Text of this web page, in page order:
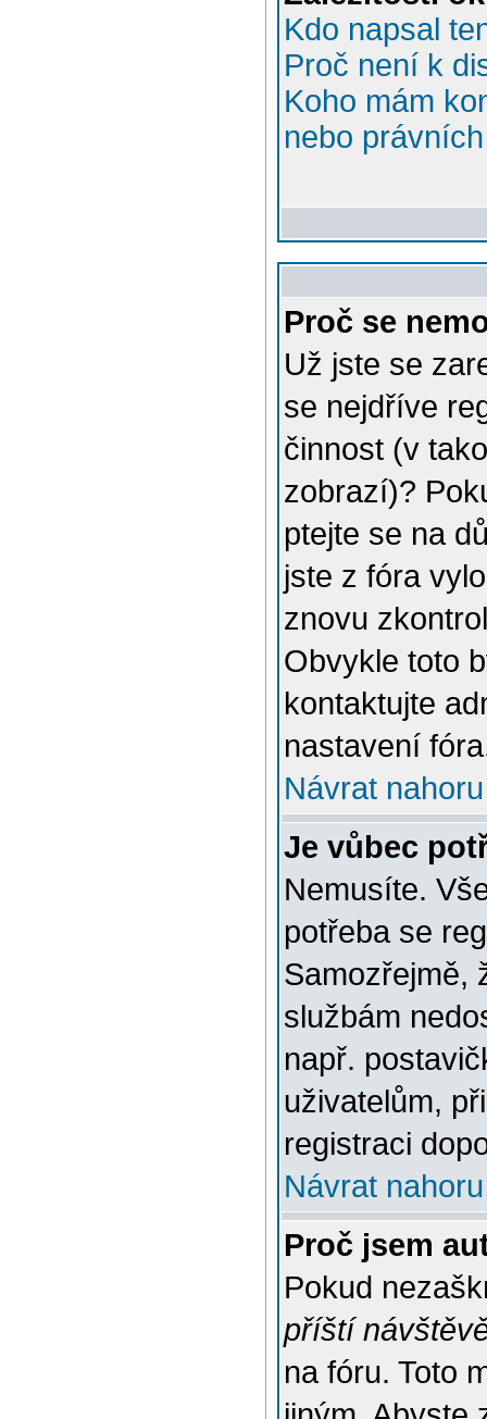
Kdo napsal
Proč není k
Koho mám
nebo
Proč se
Už jste se
se nejdříve
činnost (v
zobrazí)?
ptejte se na
jste z fóra
znovu
Obvykle toto
kontaktujte
nastavení
Návrat nahoru
Je vůbec
Nemusíte.
potřeba se
Samozřejmě,
službám
např.
uživatelům,
registraci
Návrat nahoru
Proč jsem
Pokud
příští
na fóru. Toto